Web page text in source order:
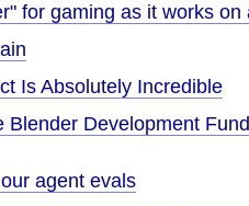
for gaming as it works on
Is Absolutely Incredible
Blender Development
agent evals